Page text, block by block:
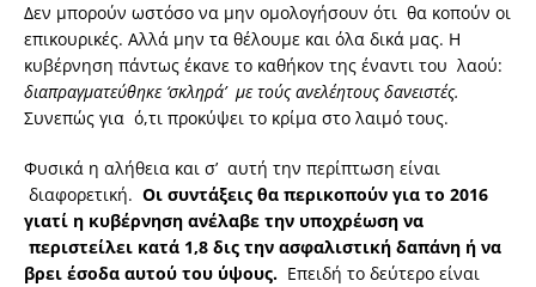
Δεν μπορούν ωστόσο να μην ομολογήσουν ότι θα κοπούν οι
επικουρικές. Αλλά μην τα θέλουμε και όλα δικά μας. Η
κυβέρνηση πάντως έκανε το καθήκον της έναντι του λαού:
διαπραγματεύθηκε ‘σκληρά’ με τούς ανελέητους δανειστές.
Συνεπώς για ό,τι προκύψει το κρίμα στο λαιμό τους.
Φυσικά η αλήθεια και σ’ αυτή την περίπτωση είναι
διαφορετική. Οι συντάξεις θα περικοπούν για το 2016
γιατί η κυβέρνηση ανέλαβε την υποχρέωση να
περιστείλει κατά 1,8 δις την ασφαλιστική δαπάνη ή να
βρει έσοδα αυτού του ύψους. Επειδή το δεύτερο είναι